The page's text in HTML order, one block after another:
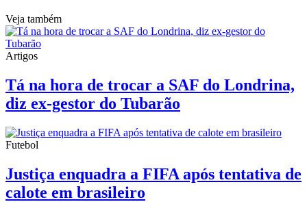
Veja também
Artigos
Tá na hora de trocar a SAF do Londrina,
diz ex-gestor do Tubarão
Futebol
Justiça enquadra a FIFA após tentativa de
calote em brasileiro